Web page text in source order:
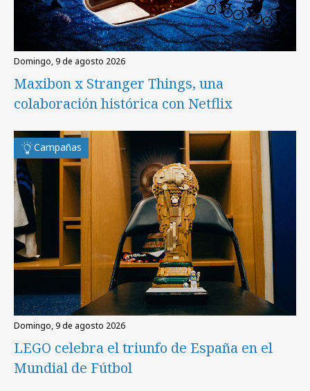
domingo, 9 de agosto 2026
Maxibon x Stranger Things, una
colaboración histórica con Netflix
Campañas
domingo, 9 de agosto 2026
LEGO celebra el triunfo de España en el
Mundial de Fútbol